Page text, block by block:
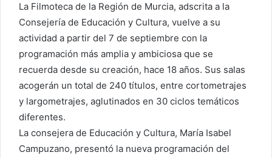
La Filmoteca de la Región de Murcia, adscrita a la
Consejería de Educación y Cultura, vuelve a su
actividad a partir del 7 de septiembre con la
programación más amplia y ambiciosa que se
recuerda desde su creación, hace 18 años. Sus salas
acogerán un total de 240 títulos, entre cortometrajes
y largometrajes, aglutinados en 30 ciclos temáticos
diferentes.
La consejera de Educación y Cultura, María Isabel
Campuzano, presentó la nueva programación del